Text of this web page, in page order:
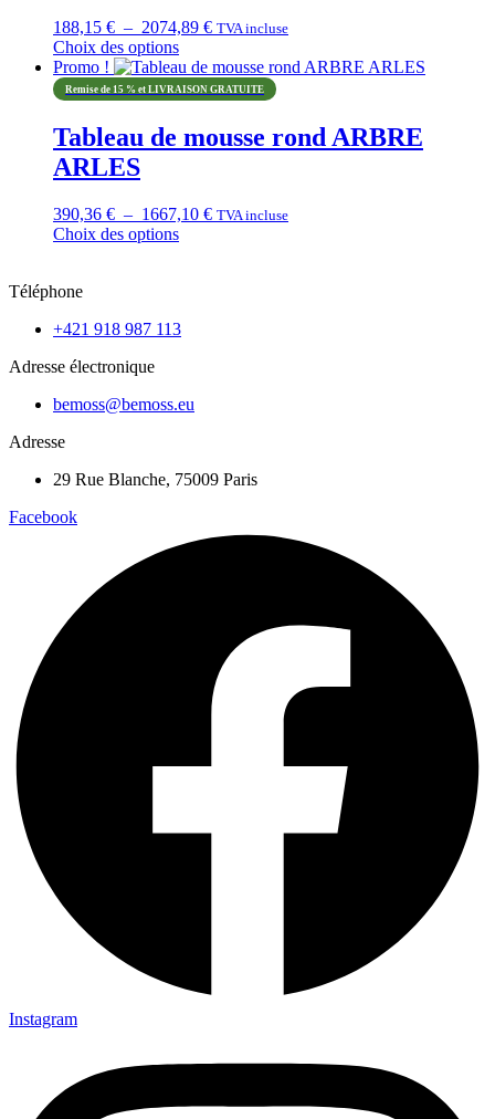
options
peuvent
être
choisies
la
page
du
188,15 € – 2074,89 €Plage
prix :
188,15 €
à
TVA incluse
Choix des options
Ce
produit
a
plusieurs
variations.
Les
options
peuvent
être
choisies
la
du
Promo !
Remise de 15 % et LIVRAISON GRATUITE
Tableau de mousse rond ARBRE
ARLES
390,36 € – 1667,10 €Plage
TVA incluse
Choix des options
a
variations.
options
être
sur
la
page
du
produit
Téléphone
+421 918 987 113
Adresse électronique
bemoss@bemoss.eu
Adresse
29 Rue Blanche, 75009 Paris
Facebook
Instagram